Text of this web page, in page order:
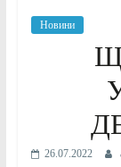
Новини
26.07.2022